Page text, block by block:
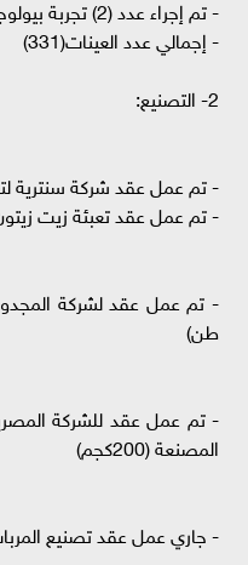
- تم إجراء عدد (2) تجربة بيولوجي
- إجمالي عدد العينات​(331)
2- التصنيع:
- تم عمل عقد شركة سنترية
- تم عمل عقد تعبئة زيت زيتون (2
طن)
- تم عمل عقد للشركة
المصنعة (200كجم)
- جاري عمل عقد تصنيع